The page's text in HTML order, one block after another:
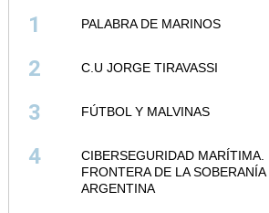
1 PALABRA DE MARINOS
2 C.U JORGE TIRAVASSI
3 FÚTBOL Y MALVINAS
4
CIBERSEGURIDAD MARÍTIMA.
FRONTERA DE LA
ARGENTINA